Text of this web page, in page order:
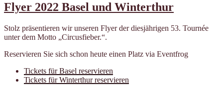
Flyer 2022 Basel und Winterthur
Stolz präsentieren wir unseren Flyer der diesjährigen 53. Tournée
unter dem Motto „Circusfieber.“.
Reservieren Sie sich schon heute einen Platz via Eventfrog
Tickets für Basel reservieren
Tickets für Winterthur reservieren